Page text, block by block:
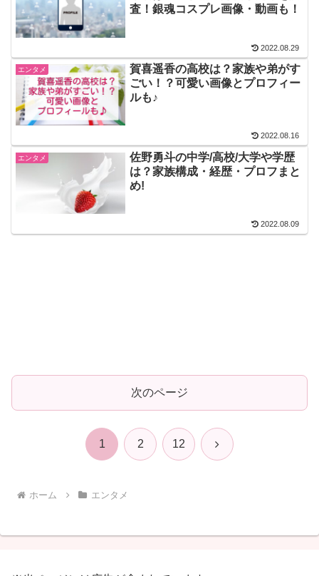
査！銀魂コスプレ画像・動画も！
2022.08.29
エンタメ
賀喜遥香の高校は？家族や弟がす
ごい！？可愛い画像とプロフィー
ルも♪
2022.08.16
エンタメ
佐野勇斗の中学/高校/大学や学歴
は？家族構成・経歴・プロフまと
め!
2022.08.09
次のページ
1 2 12 次
ホーム エンタメ